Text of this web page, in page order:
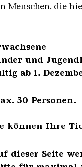
Menschen, die
und
ab 1.
30 Personen.
können Ihre
dieser Seite